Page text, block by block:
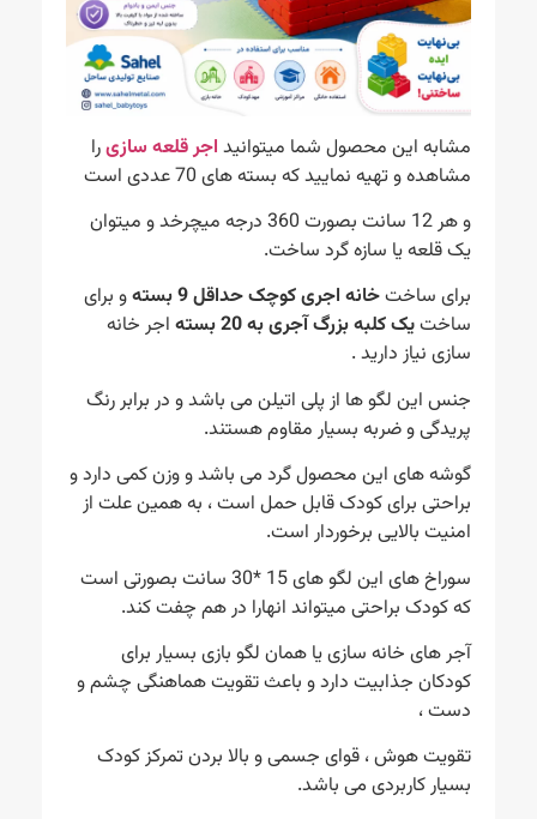
مشابه این محصول شما میتوانید اجر قلعه سازیرا
مشاهده و تهیه نمایید که بسته های 70 عددی است
و هر 12 سانت بصورت 360 درجه میچرخد و میتوان
یک قلعه یا سازه گرد ساخت.
برای ساختخانه اجری کوچک حداقل 9 بسته
و برای
یک کلبه بزرگ آجری به 20 بسته
اجر خانه
سازی نیاز دارید .
جنس این لگو ها از پلی اتیلن می باشد و در برابر رنگ
پریدگی و ضربه بسیار مقاوم هستند.
گوشه های این محصول گرد می باشد و وزن کمی دارد و
براحتی برای کودک قابل حمل است ، به همین علت از
امنیت بالایی برخوردار است.
سوراخ های این لگو های 15 *30 سانت بصورتی است
که کودک براحتی میتواند انهارا در هم چفت کند.
آجر های خانه سازی یا همان لگو بازی بسیار برای
کودکان جذابیت دارد و باعث تقویت هماهنگی چشم و
تقویت هوش ، قوای جسمی و بالا بردن تمرکز کودک
بسیار کاربردی می باشد.